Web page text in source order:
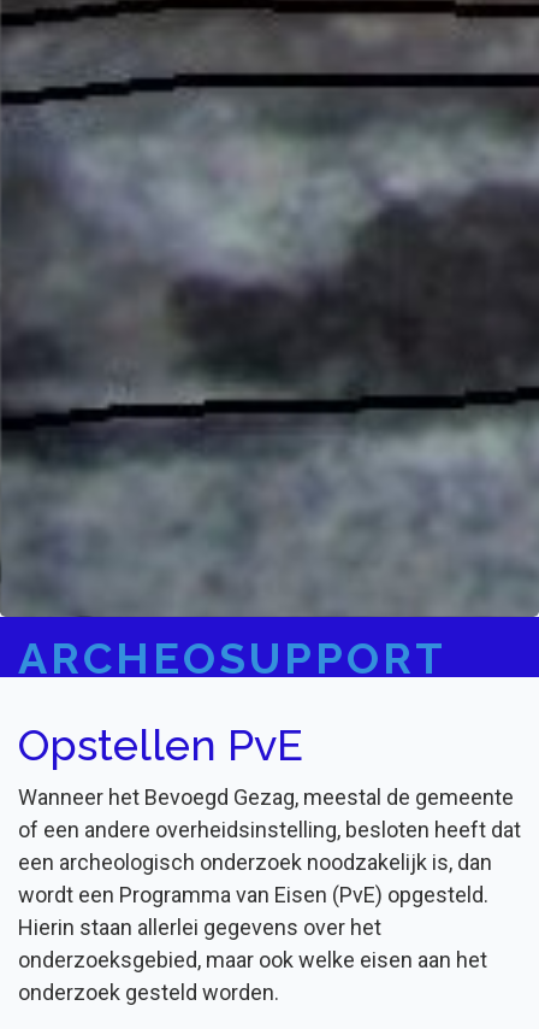
ARCHEOSUPPORT
Opstellen PvE
Wanneer het Bevoegd Gezag, meestal de gemeente
of een andere overheidsinstelling, besloten heeft dat
een archeologisch onderzoek noodzakelijk is, dan
wordt een Programma van Eisen (PvE) opgesteld.
Hierin staan allerlei gegevens over het
onderzoeksgebied, maar ook welke eisen aan het
onderzoek gesteld worden.